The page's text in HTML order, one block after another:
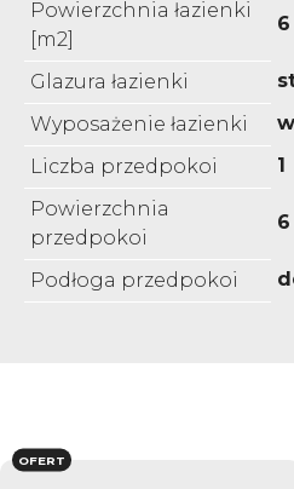
Powierzchnia łazienki
[m2]
Glazura łazienki
Wyposażenie łazienki
Liczba przedpokoi
1
Powierzchnia
przedpokoi
Podłoga przedpokoi
OFERT